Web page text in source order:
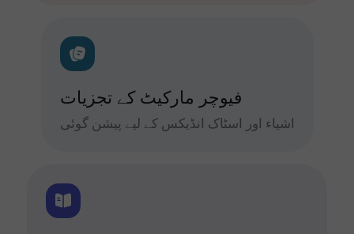
فیوچر مارکیٹ کے تجزیات
اشیاء اور اسٹاک انڈیکس کے لیے پیشن گوئی